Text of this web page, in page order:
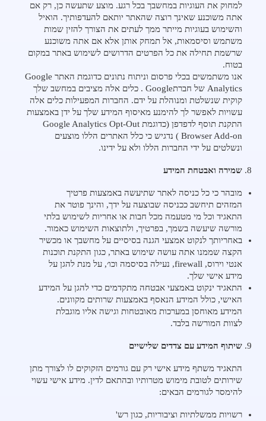
למחוק את העוגיות במחשבך בכל רגע. מוצע שתעשה כן, רק אם
אתה משוכנע שאינך רוצה שהאתר יותאם להעדפותיך. הואיל
והשימוש בעוגיות מייתר ממך לעתים את הצורך להזין שמות
משתמש וסיסמאות, אל תמחק אותן אלא אם אתה משוכנע
שרשמת תחילה את כל הפרטים הדרושים לשימוש באתר במקום
בטוח.
אנו משתמשים בכלי פרסום וניתוח נתונים כדוגמת האתר Google
Analytics של חברתGoogle . כלים אלה מציבים במחשב שלך
קוקית שנשלטת ומנוהלת על ידם. החברות המפעילות כלים אלה
עשויות לאפשר לך להימנע מאיסוף המידע שלך על ידן באמצעות
התקנת תוסף לדפדפן (כדוגמת Google Analytics Opt-Out
Browser Add-on ) נדגיש כי כלל האתרים הללו מוצעים
ונשלטים על ידי החברות הללו ולא על ידינו.
שמירה ואבטחת המידע
מובהר כי כל כניסה לאתר שתיעשה באמצעות פרטיך
המזהים תיחשב ככניסה שבוצעה על ידך, והינך פוטר את
התאגיד וכל מי מטעמה מכל חבות או אחריות לשימוש בלתי
מורשה שיעשה בשמך, בפרטיך, ולתוצאות השימוש כאמור.
באחריותך לנקוט אמצעי הגנה בסיסיים על מחשבך או מכשיר
הקצה שממנו אתה עושה שימוש באתר, כגון התקנת תוכנות
אנטי וירוס, firewall, נעילה בסיסמה וכו׳, על מנת להגן על
מידע אישי שלך.
התאגיד ינקוט באמצעי אבטחה מתקדמים כדי להגן על המידע
האישי, כולל המידע הנאסף באמצעות שרותים מקוונים.
המידע מאוחסן במערכות מאובטחות וגישה אליו מוגבלת
לצוות המורשה בלבד.
שיתוף המידע עם צדדים שלישיים
התאגיד משתף מידע אישי רק עם גורמים הזקוקים לו לצורך מתן
שירותים לטובת מימוש מטרותיו ובהתאם לדין. מידע אישי עשוי
להימסר לגורמים הבאים:
רשויות ממשלתיות וציבוריות, כגון רש'